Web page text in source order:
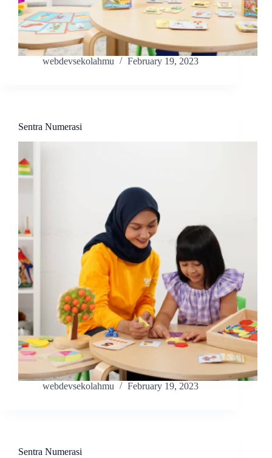
webdevsekolahmu February 19, 2023
Sentra Numerasi
webdevsekolahmu February 19, 2023
Sentra Numerasi